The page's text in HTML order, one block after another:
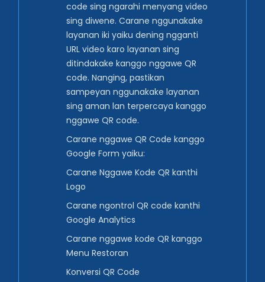
code sing ngarahi menyang video
sing diwene. Carane nggunakake
layanan iki yaiku dening ngganti
URL video karo layanan sing
ditindakake kanggo nggawe QR
code. Nanging, pastikan
sampeyan nggunakake layanan
sing aman lan terpercaya kanggo
nggawe QR code.
Carane nggawe QR Code kanggo
Google Form yaiku:
Carane Nggawe Kode QR kanthi
Logo
Carane ngontrol QR code kanthi
Google Analytics
Carane nggawe kode QR kanggo
Menu Restoran
Konversi QR Code